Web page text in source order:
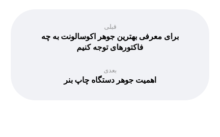
قبلی
برای معرفی بهترین جوهر اکوسالونت به چه
فاکتورهای توجه کنیم
بعدی
اهمیت جوهر دستگاه چاپ بنر